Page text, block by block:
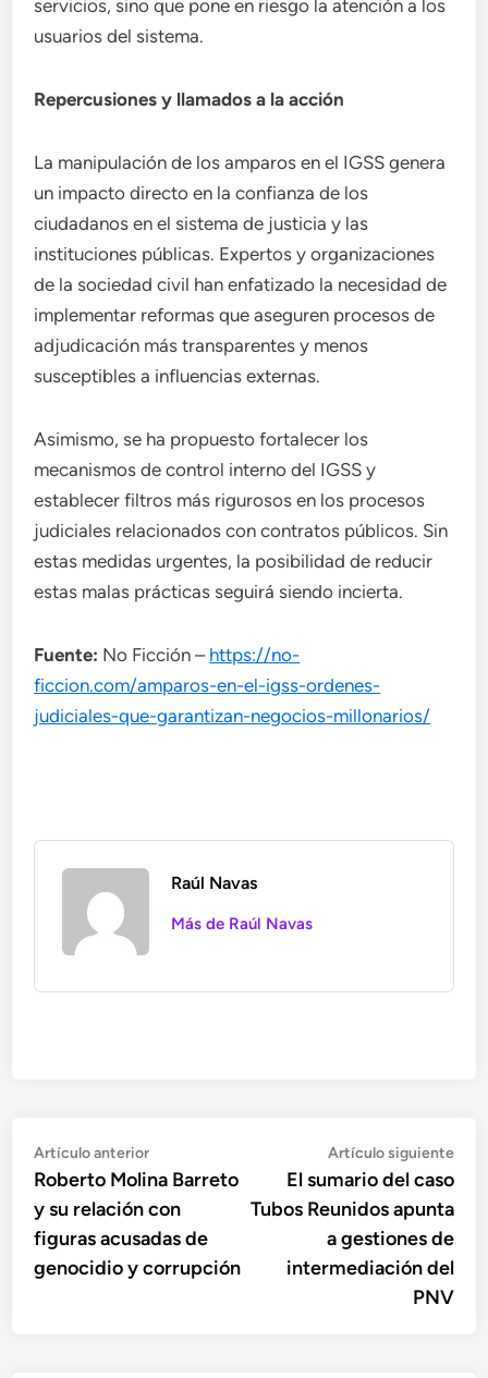
servicios, sino que pone en riesgo la atención a los
usuarios del sistema.
Repercusiones y llamados a la acción
La manipulación de los amparos en el IGSS genera
un impacto directo en la confianza de los
ciudadanos en el sistema de justicia y las
instituciones públicas. Expertos y organizaciones
de la sociedad civil han enfatizado la necesidad de
implementar reformas que aseguren procesos de
adjudicación más transparentes y menos
susceptibles a influencias externas.
Asimismo, se ha propuesto fortalecer los
mecanismos de control interno del IGSS y
establecer filtros más rigurosos en los procesos
judiciales relacionados con contratos públicos. Sin
estas medidas urgentes, la posibilidad de reducir
estas malas prácticas seguirá siendo incierta.
Fuente: No Ficción – https://no-
ficcion.com/amparos-en-el-igss-ordenes-
judiciales-que-garantizan-negocios-millonarios/
Raúl Navas
Más de Raúl Navas
Navegación
de
entradas
Artículo anteriorArtículo
anterior:
Roberto Molina Barreto
y su relación con
figuras acusadas de
genocidio y corrupción
Artículo siguiente
El sumario del caso
Tubos Reunidos apunta
a gestiones de
intermediación del
PNV